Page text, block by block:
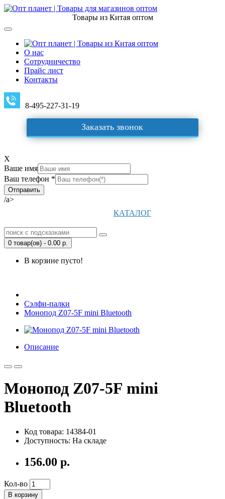
Товары из Китая оптом
О нас
Сотрудничество
Прайс лист
Контакты
8-495-227-31-19
Заказать звонок
X
Ваше имя
Ваш телефон *
/a>
КАТАЛОГ
0 товар(ов) - 0.00 р.
В корзине пусто!
Сэлфи-палки
Монопод Z07-5F mini Bluetooth
Описание
Монопод Z07-5F mini
Bluetooth
Код товара: 14384-01
Доступность: На складе
156.00 р.
Кол-во
В корзину